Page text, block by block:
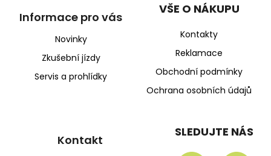
Informace pro vás
Novinky
Zkušební jízdy
Servis a prohlídky
VŠE O NÁKUPU
Kontakty
Reklamace
Obchodní podmínky
Ochrana osobních údajů
Kontakt
SLEDUJTE NÁS